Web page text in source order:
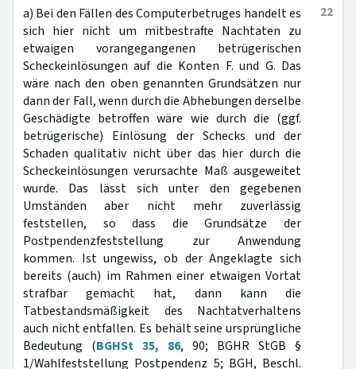
22
a) Bei den Fällen des Computerbetruges handelt es
sich hier nicht um mitbestrafte Nachtaten zu
etwaigen vorangegangenen betrügerischen
Scheckeinlösungen auf die Konten F. und G. Das
wäre nach den oben genannten Grundsätzen nur
dann der Fall, wenn durch die Abhebungen derselbe
Geschädigte betroffen wäre wie durch die (ggf.
betrügerische) Einlösung der Schecks und der
Schaden qualitativ nicht über das hier durch die
Scheckeinlösungen verursachte Maß ausgeweitet
wurde. Das lässt sich unter den gegebenen
Umständen aber nicht mehr zuverlässig
feststellen, so dass die Grundsätze der
Postpendenzfeststellung zur Anwendung
kommen. Ist ungewiss, ob der Angeklagte sich
bereits (auch) im Rahmen einer etwaigen Vortat
strafbar gemacht hat, dann kann die
Tatbestandsmäßigkeit des Nachtatverhaltens
auch nicht entfallen. Es behält seine ursprüngliche
Bedeutung (BGHSt 35, 86, 90; BGHR StGB §
1/Wahlfeststellung Postpendenz 5; BGH, Beschl.